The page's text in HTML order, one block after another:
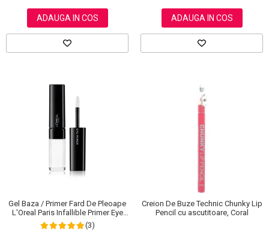
ADAUGA IN COS ADAUGA IN COS
Gel Baza / Primer Fard De Pleoape
L'Oreal Paris Infallible Primer Eye
Shadow Base 100, 3 ml
(3)
Creion De Buze Technic Chunky Lip
Pencil cu ascutitoare, Coral